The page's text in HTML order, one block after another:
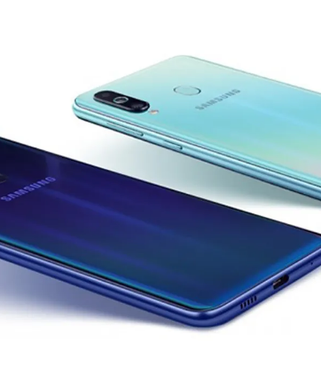
ติดตามสนุกโซเชียลได้ที่
ร์ (ประเทศไทย) จำกัด